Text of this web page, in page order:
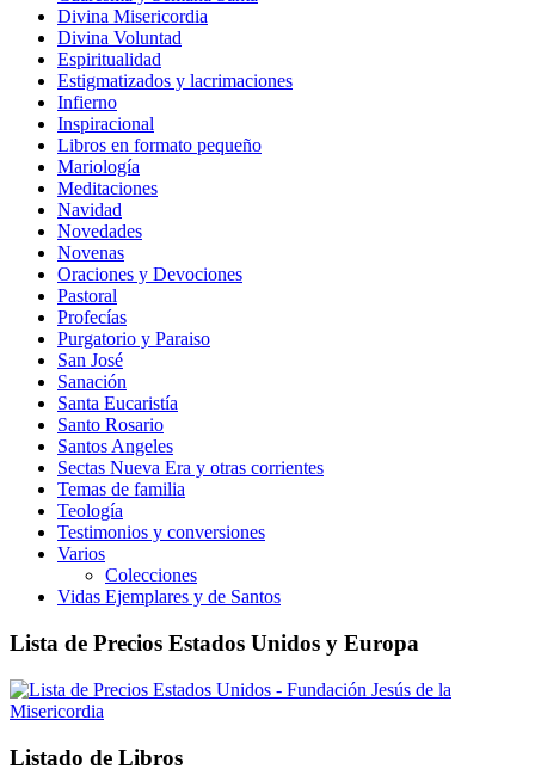
Divina Misericordia
Divina Voluntad
Espiritualidad
Estigmatizados y lacrimaciones
Infierno
Inspiracional
Libros en formato pequeño
Mariología
Meditaciones
Navidad
Novedades
Novenas
Oraciones y Devociones
Pastoral
Profecías
Purgatorio y Paraiso
San José
Sanación
Santa Eucaristía
Santo Rosario
Santos Angeles
Sectas Nueva Era y otras corrientes
Temas de familia
Teología
Testimonios y conversiones
Varios
Colecciones
Vidas Ejemplares y de Santos
Lista de Precios Estados Unidos y Europa
Listado de Libros